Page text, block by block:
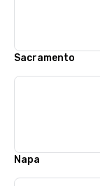
Sacramento
Napa